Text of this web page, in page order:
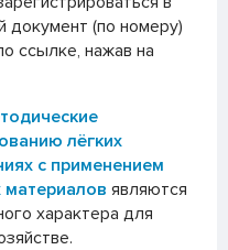
документ (по номеру)
ссылке, нажав на
лёгких
с применением
материалов являются
характера для